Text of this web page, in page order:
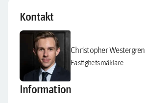
Kontakt
Christopher Westergren
Fastighetsmäklare
Information